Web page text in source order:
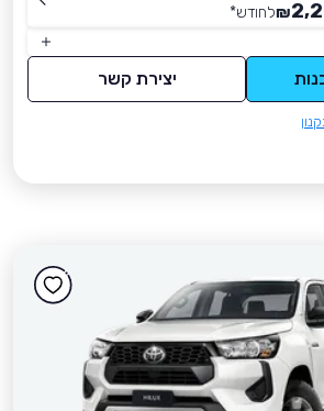
₪לחודש*
יצירת קשר